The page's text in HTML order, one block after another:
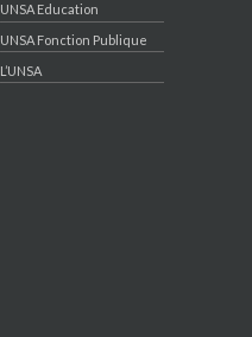
UNSA Education
UNSA Fonction Publique
L’UNSA